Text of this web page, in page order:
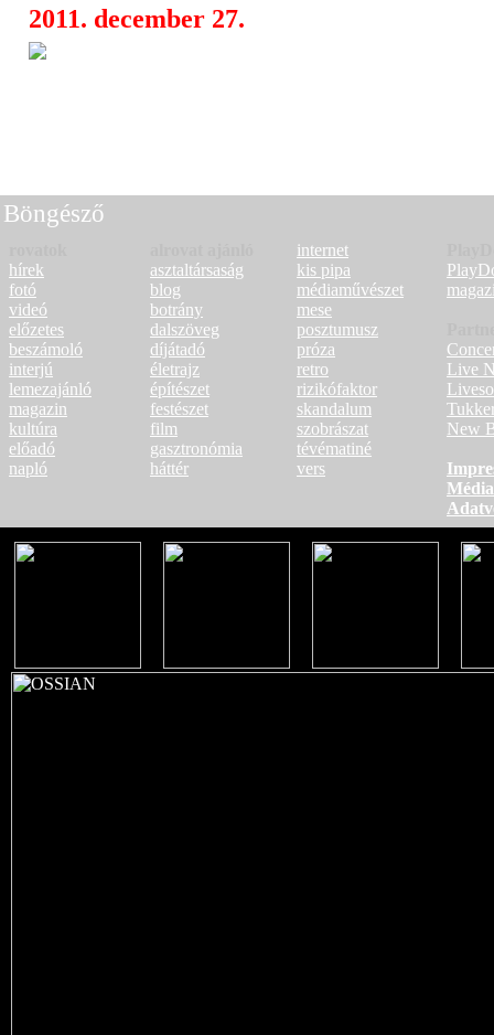
2011. december 27.
Böngésző
hírek
fotó
videó
előzetes
beszámoló
interjú
lemezajánló
magazin
kultúra
előadó
napló
asztaltársaság
blog
botrány
dalszöveg
díjátadó
életrajz
építészet
festészet
film
gasztronómia
háttér
internet
kis pipa
médiaművészet
mese
posztumusz
próza
retro
rizikófaktor
skandalum
szobrászat
tévématiné
vers
Live
New